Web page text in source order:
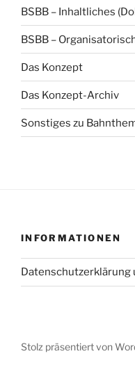
BSBB – Inhaltliches
BSBB –
Das Konzept
Das Konzept-Archiv
Sonstiges zu
INFORMATIONEN
Datenschutzerklärung
Stolz präsentiert von